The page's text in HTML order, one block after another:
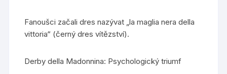
Fanoušci začali dres nazývat „la maglia nera della
vittoria“ (černý dres vítězství).
Derby della Madonnina: Psychologický triumf